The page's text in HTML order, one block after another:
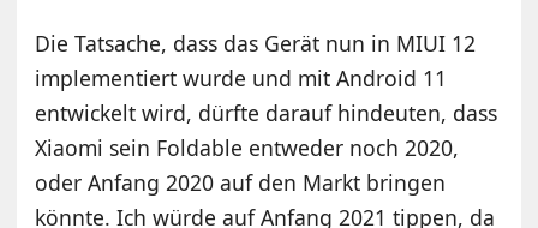
Die Tatsache, dass das Gerät nun in MIUI 12
implementiert wurde und mit Android 11
entwickelt wird, dürfte darauf hindeuten, dass
Xiaomi sein Foldable entweder noch 2020,
oder Anfang 2020 auf den Markt bringen
könnte. Ich würde auf Anfang 2021 tippen, da